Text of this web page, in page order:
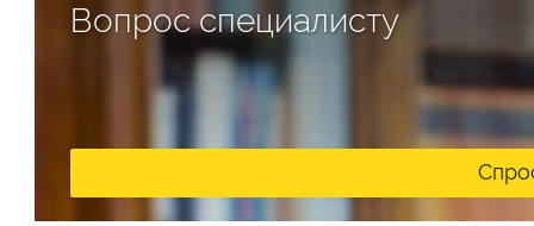
Вопрос специалисту